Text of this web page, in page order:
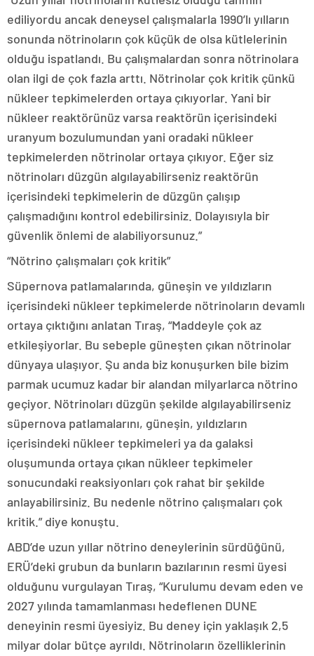
ediliyordu ancak deneysel çalışmalarla 1990’lı yılların
sonunda nötrinoların çok küçük de olsa kütlelerinin
olduğu ispatlandı. Bu çalışmalardan sonra nötrinolara
olan ilgi de çok fazla arttı. Nötrinolar çok kritik çünkü
nükleer tepkimelerden ortaya çıkıyorlar. Yani bir
nükleer reaktörünüz varsa reaktörün içerisindeki
uranyum bozulumundan yani oradaki nükleer
tepkimelerden nötrinolar ortaya çıkıyor. Eğer siz
nötrinoları düzgün algılayabilirseniz reaktörün
içerisindeki tepkimelerin de düzgün çalışıp
çalışmadığını kontrol edebilirsiniz. Dolayısıyla bir
güvenlik önlemi de alabiliyorsunuz.”
“Nötrino çalışmaları çok kritik”
Süpernova patlamalarında, güneşin ve yıldızların
içerisindeki nükleer tepkimelerde nötrinoların devamlı
ortaya çıktığını anlatan Tıraş, “Maddeyle çok az
etkileşiyorlar. Bu sebeple güneşten çıkan nötrinolar
dünyaya ulaşıyor. Şu anda biz konuşurken bile bizim
parmak ucumuz kadar bir alandan milyarlarca nötrino
geçiyor. Nötrinoları düzgün şekilde algılayabilirseniz
süpernova patlamalarını, güneşin, yıldızların
içerisindeki nükleer tepkimeleri ya da galaksi
oluşumunda ortaya çıkan nükleer tepkimeler
sonucundaki reaksiyonları çok rahat bir şekilde
anlayabilirsiniz. Bu nedenle nötrino çalışmaları çok
kritik.” diye konuştu.
ABD’de uzun yıllar nötrino deneylerinin sürdüğünü,
ERÜ’deki grubun da bunların bazılarının resmi üyesi
olduğunu vurgulayan Tıraş, “Kurulumu devam eden ve
2027 yılında tamamlanması hedeflenen DUNE
deneyinin resmi üyesiyiz. Bu deney için yaklaşık 2,5
milyar dolar bütçe ayrıldı. Nötrinoların özelliklerinin